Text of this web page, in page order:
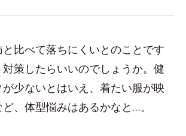
比べて落ちにくいとのことです
策したらいいのでしょうか。健
が少ないとはいえ、着たい服が映
、体型悩みはあるかなと…。